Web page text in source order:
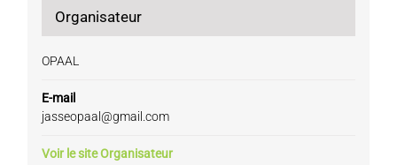
Organisateur
OPAAL
E-mail
jasseopaal@gmail.com
Voir le site Organisateur